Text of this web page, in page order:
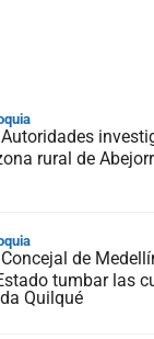
Autoridades
rural de
Concejal de
tumbar las
Quilqué